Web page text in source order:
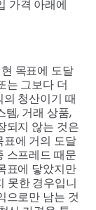
가격 아래에
목표에 도달
는 그보다 더
청산이기 때
템, 거래 상품,
되지 않는 것은
표에 거의 도달
스프레드 때문
표에 닿았지만
못한 경우입니
으로만 남는 것